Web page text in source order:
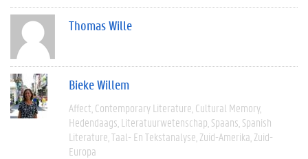
Thomas Wille
Bieke Willem
Affect Contemporary Literature Cultural Memory
Hedendaags Literatuurwetenschap Spaans Spanish
Literature Taal- En Tekstanalyse Zuid-Amerika Zuid-
Europa